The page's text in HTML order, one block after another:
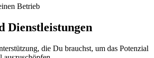
Betrieb
Dienstleistungen
die Du brauchst, um das Potenzial